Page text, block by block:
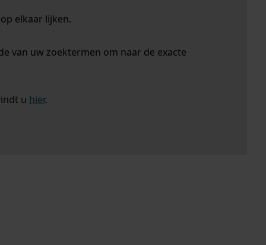
elkaar lijken.
van uw zoektermen om naar de exacte
u hier.